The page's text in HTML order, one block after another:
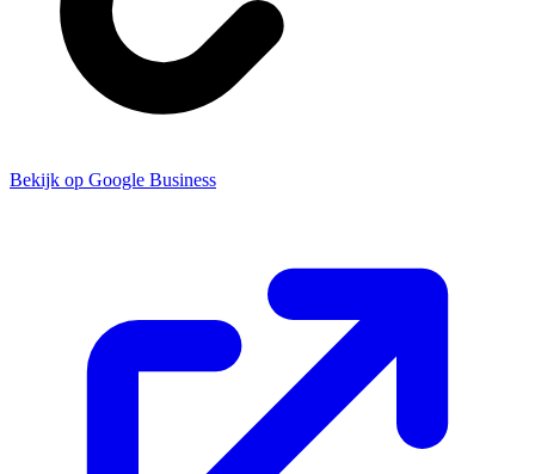
Bekijk op Google Business